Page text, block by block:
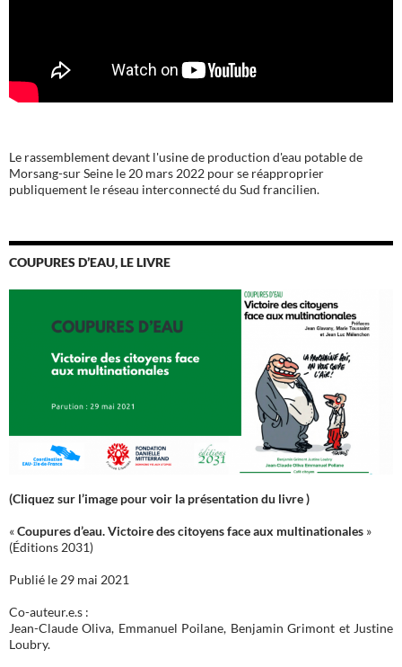
Le rassemblement devant l'usine de production d'eau potable de
Morsang-sur Seine le 20 mars 2022 pour se réapproprier
publiquement le réseau interconnecté du Sud francilien.
COUPURES D’EAU, LE LIVRE
(Cliquez sur l’image pour voir la présentation du livre )
«Coupures d’eau. Victoire des citoyens face aux multinationales »
(Éditions 2031)
Publié le 29 mai 2021
Co-auteur.e.s :
Jean-Claude Oliva, Emmanuel Poilane, Benjamin Grimont et Justine
Loubry.